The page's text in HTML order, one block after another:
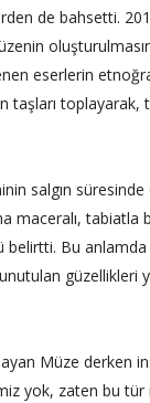
de bahsetti.
eserlerin
toplayarak,
salgın süresinde
maceralı,
belirtti. Bu
güzellikleri
Müze derken
yok, zaten bu